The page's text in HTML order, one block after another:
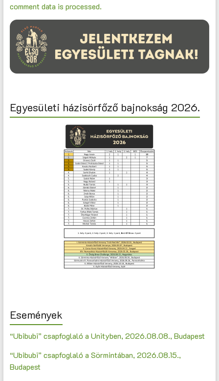
comment data is processed.
Egyesületi házisörfőző bajnokság 2026.
Események
“Ubibubi” csapfoglaló a Unityben, 2026.08.08., Budapest
“Ubibubi” csapfoglaló a Sörmintában, 2026.08.15.,
Budapest